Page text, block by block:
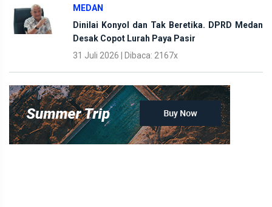
MEDAN
Dinilai Konyol dan Tak Beretika. DPRD Medan
Desak Copot Lurah Paya Pasir
31 Juli 2026 | Dibaca: 2167x